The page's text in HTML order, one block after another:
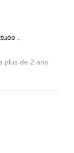
.
plus de 2 ans